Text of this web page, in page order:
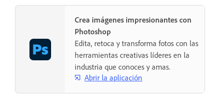
Crea imágenes impresionantes con
Photoshop
Edita, retoca y transforma fotos con las
herramientas creativas líderes en la
industria que conoces y amas.
Abrir la aplicación